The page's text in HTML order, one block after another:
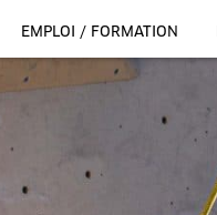
EMPLOI / FORMATION